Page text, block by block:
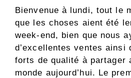
Bienvenue à lundi, tout le
que les choses aient été
week-end, bien que nous
d’excellentes ventes ainsi
forts de qualité à partager
monde aujourd’hui. Le